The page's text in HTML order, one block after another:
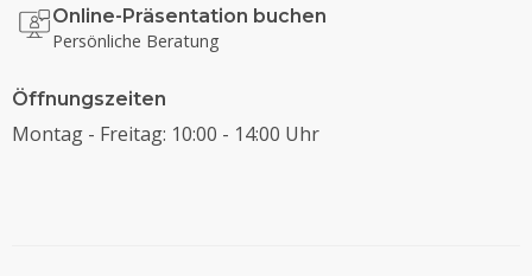
Online-Präsentation buchen
Persönliche Beratung
Öffnungszeiten
Montag - Freitag: 10:00 - 14:00 Uhr